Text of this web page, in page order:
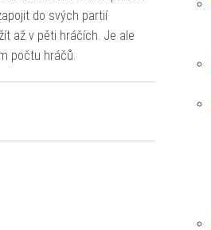
do svých partií
až v pěti hráčích. Je ale
počtu hráčů.